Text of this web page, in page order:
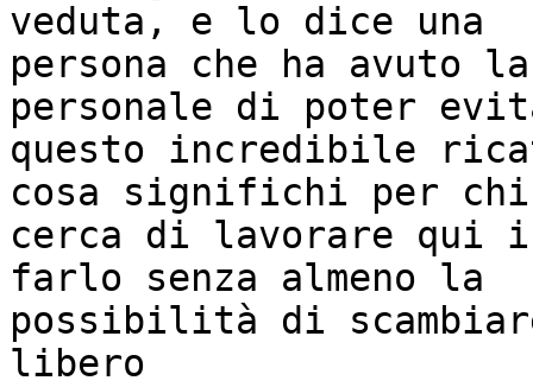
veduta, e lo dice una
persona che ha
personale di poter
questo incredibile
cosa significhi per chi
cerca di lavorare
farlo senza almeno la
possibilità di
libero